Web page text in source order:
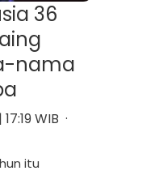
36
nama
WIB ·
itu